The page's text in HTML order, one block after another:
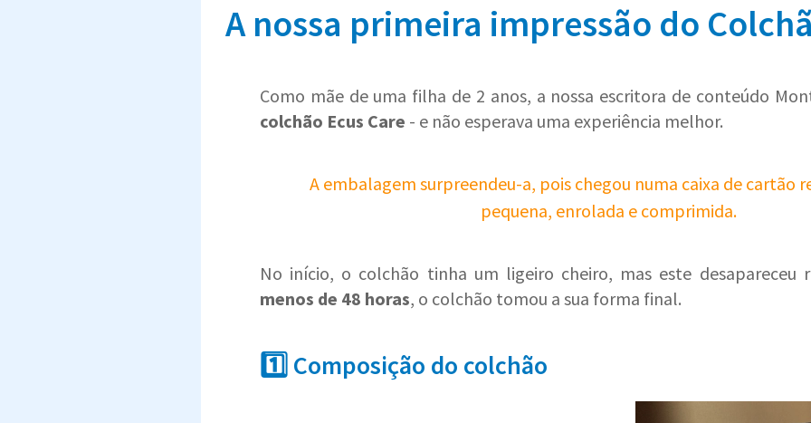
A nossa primeira impressão do
Como mãe de uma filha de 2 anos, a nossa escritora de conteúdo
colchão Ecus Care - e não esperava uma experiência melhor.
A embalagem surpreendeu-a, pois chegou numa caixa de cartão
pequena, enrolada e comprimida.
No início, o colchão tinha um ligeiro cheiro, mas este desapareceu
menos de 48 horas, o colchão tomou a sua forma final.
1️⃣ Composição do colchão